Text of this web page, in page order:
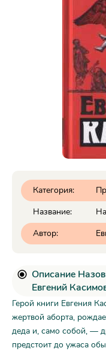
Категория:
Название:
Автор:
Описание
Евгений
Герой книги Евгения
жертвой аборта,
деда и, само собой, —
предстоит до ужаса